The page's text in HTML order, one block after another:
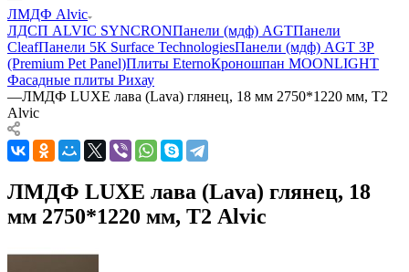
ЛМДФ Alvic
ЛДСП ALVIC SYNCRONПанели (мдф) AGTПанели
CleafПанели 5К Surface TechnologiesПанели (мдф) AGT 3P
(Premium Pet Panel)Плиты EternoКроношпан MOONLIGHT
Фасадные плиты Рихау
—ЛМДФ LUXE лава (Lava) глянец, 18 мм 2750*1220 мм, Т2
Alvic
ЛМДФ LUXE лава (Lava) глянец, 18
мм 2750*1220 мм, Т2 Alvic